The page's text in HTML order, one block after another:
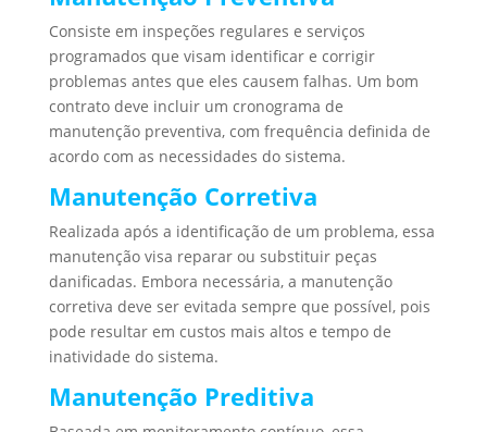
Consiste em inspeções regulares e serviços
programados que visam identificar e corrigir
problemas antes que eles causem falhas. Um bom
contrato deve incluir um cronograma de
manutenção preventiva, com frequência definida de
acordo com as necessidades do sistema.
Manutenção Corretiva
Realizada após a identificação de um problema, essa
manutenção visa reparar ou substituir peças
danificadas. Embora necessária, a manutenção
corretiva deve ser evitada sempre que possível, pois
pode resultar em custos mais altos e tempo de
inatividade do sistema.
Manutenção Preditiva